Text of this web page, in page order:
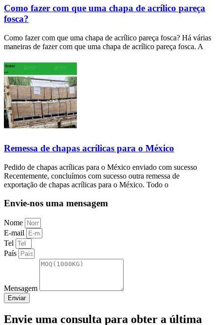
Como fazer com que uma chapa de acrílico pareça
fosca?
Como fazer com que uma chapa de acrílico pareça fosca? Há várias
maneiras de fazer com que uma chapa de acrílico pareça fosca. A
Remessa de chapas acrílicas para o México
Pedido de chapas acrílicas para o México enviado com sucesso
Recentemente, concluímos com sucesso outra remessa de
exportação de chapas acrílicas para o México. Todo o
Envie-nos uma mensagem
Nome
E-mail
Tel
País
Mensagem
Enviar
Envie uma consulta para obter a última